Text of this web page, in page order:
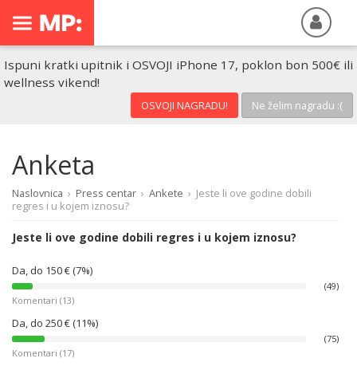
Ispuni kratki upitnik i OSVOJI iPhone 17, poklon bon 500€ ili
wellness vikend!
OSVOJI NAGRADU! Ne želim nagradu :(
Anketa
Naslovnica › Press centar › Ankete › Jeste li ove godine dobili
regres i u kojem iznosu?
Jeste li ove godine dobili regres i u kojem iznosu?
Da, do 150 € (7%)
(49)
Komentari (13)
Da, do 250 € (11%)
(75)
Komentari (17)